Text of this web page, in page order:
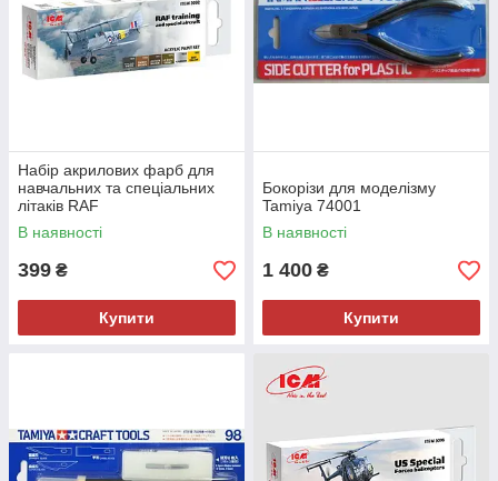
Набір акрилових фарб для
навчальних та спеціальних
літаків RAF
В наявності
399 ₴
Купити
Бокорізи для моделізму
Tamiya 74001
В наявності
1 400 ₴
Купити